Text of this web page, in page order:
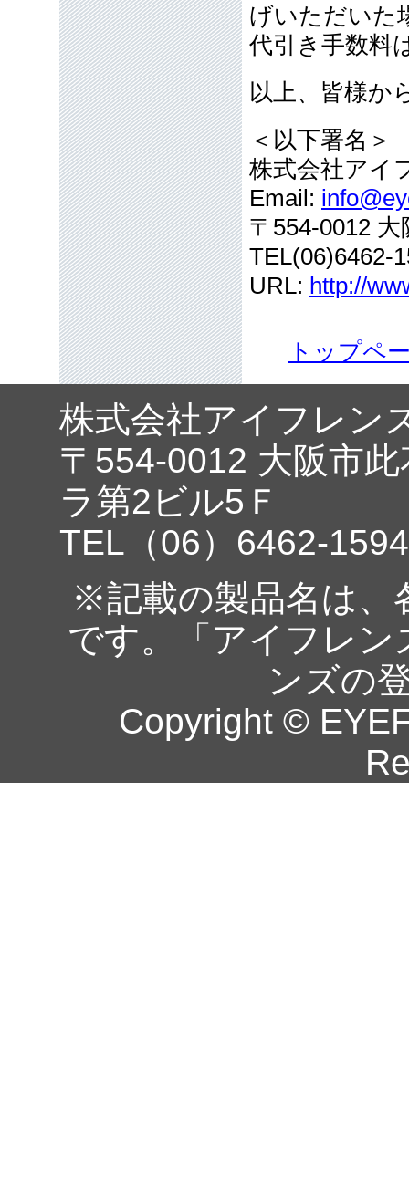
げいただいた
代引き手数料
以上、皆様か
＜以下署名＞
株式会社アイ
Email:
〒554-0012
TEL(06)6462-
URL: http://
トップペ
株式会社アイフレン
〒554-0012 大阪市
ラ第2ビル5Ｆ
TEL（06）6462-
※記載の製品名は、
です。「アイフレ
ンズの
Copyright ©